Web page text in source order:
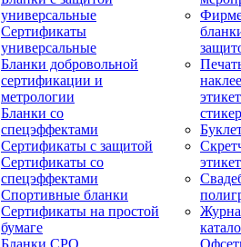
универсальные
Сертификаты
универсальные
Бланки добровольной
сертификации и
метрологии
Бланки со
спецэффектами
Сертификаты с защитой
Сертификаты со
спецэффектами
Спортивные бланки
Cертификаты на простой
бумаге
Бланки СРО